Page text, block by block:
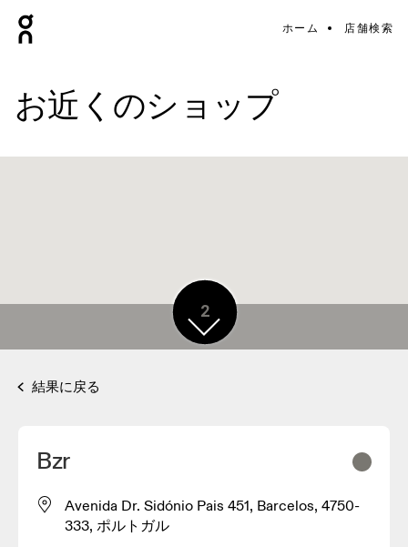
ホーム 店舗検索
お近くのショップ
2
結果に戻る
Bzr
Avenida Dr. Sidónio Pais 451, Barcelos, 4750-
333, ポルトガル